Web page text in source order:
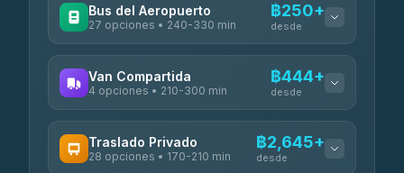
Bus del Aeropuerto
27 opciones • 240-330 min
฿250+
desde
Nor Neane Transport ฿250
Roong Reuang Coach
4.54 (7,274) ฿425
Van Compartida
4 opciones • 210-300 min
฿444+
desde
TravelBusAsia ฿444-฿480
Traslado Privado
28 opciones • 170-210 min
฿2,645+
desde